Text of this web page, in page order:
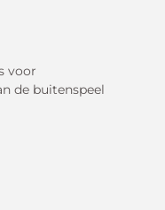
voor
de buitenspeel